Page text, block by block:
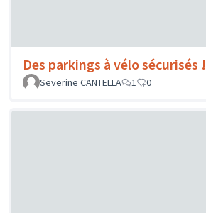
Des parkings à vélo sécurisés !
Severine CANTELLA
1 0